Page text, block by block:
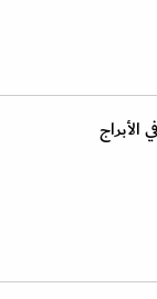
الأبراج